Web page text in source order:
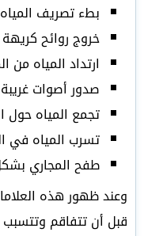
بطء تصريف المياه
خروج روائح
ارتداد المياه من
صدور أصوات
تجمع المياه حول
تسرب المياه في
طفح المجاري
وعند ظهور هذه
قبل أن تتفاقم وتتسبب